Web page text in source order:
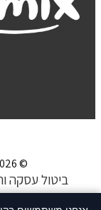
© 2026 כל הזכויות שמורות לגימיקס אילת
ביטול עסקה